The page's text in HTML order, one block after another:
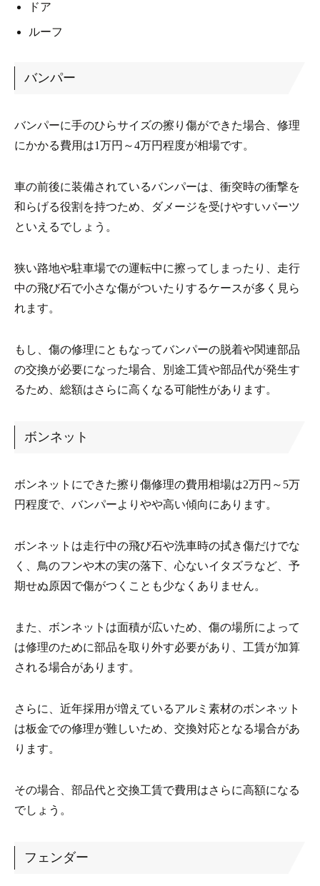
ドア
ルーフ
バンパー
バンパーに手のひらサイズの擦り傷ができた場合、修理
にかかる費用は1万円～4万円程度が相場です。
車の前後に装備されているバンパーは、衝突時の衝撃を
和らげる役割を持つため、ダメージを受けやすいパーツ
といえるでしょう。
狭い路地や駐車場での運転中に擦ってしまったり、走行
中の飛び石で小さな傷がついたりするケースが多く見ら
れます。
もし、傷の修理にともなってバンパーの脱着や関連部品
の交換が必要になった場合、別途工賃や部品代が発生す
るため、総額はさらに高くなる可能性があります。
ボンネット
ボンネットにできた擦り傷修理の費用相場は2万円～5万
円程度で、バンパーよりやや高い傾向にあります。
ボンネットは走行中の飛び石や洗車時の拭き傷だけでな
く、鳥のフンや木の実の落下、心ないイタズラなど、予
期せぬ原因で傷がつくことも少なくありません。
また、ボンネットは面積が広いため、傷の場所によって
は修理のために部品を取り外す必要があり、工賃が加算
される場合があります。
さらに、近年採用が増えているアルミ素材のボンネット
は板金での修理が難しいため、交換対応となる場合があ
ります。
その場合、部品代と交換工賃で費用はさらに高額になる
でしょう。
フェンダー